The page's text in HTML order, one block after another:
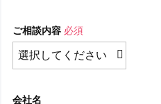
ご相談内容 必須
会社名